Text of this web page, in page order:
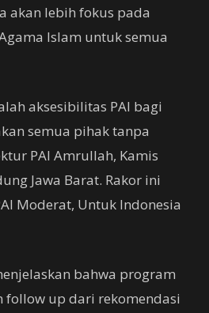
akan lebih fokus pada
Islam untuk semua
aksesibilitas PAI bagi
semua pihak tanpa
PAI Amrullah, Kamis
Jawa Barat. Rakor ini
Moderat, Untuk Indonesia
bahwa program
up dari rekomendasi